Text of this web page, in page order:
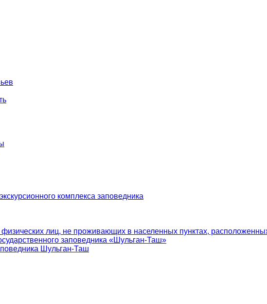
комплекса заповедника
лиц, не проживающих в населенных пунктах,
заповедника «Шульган-Таш»
Шульган-Таш